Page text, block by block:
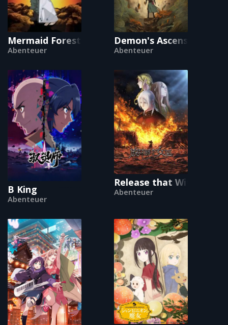
Mermaid Forest
Abenteuer
Demon's Ascension
Abenteuer
B King
Abenteuer
Release that Witch
Abenteuer